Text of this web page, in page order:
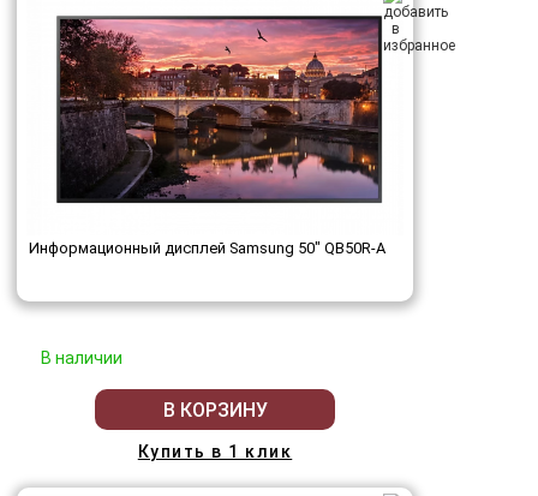
Информационный дисплей Samsung 50" QB50R-A
В наличии
В КОРЗИНУ
Купить в 1 клик